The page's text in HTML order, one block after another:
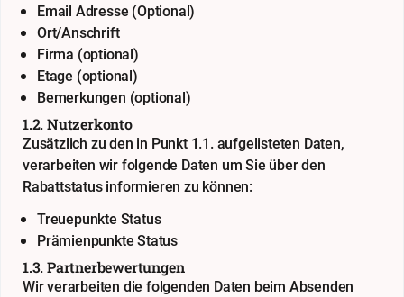
Email Adresse (Optional)
Ort/Anschrift
Firma (optional)
Etage (optional)
Bemerkungen (optional)
1.2. Nutzerkonto
Zusätzlich zu den in Punkt 1.1. aufgelisteten Daten,
verarbeiten wir folgende Daten um Sie über den
Rabattstatus informieren zu können:
Treuepunkte Status
Prämienpunkte Status
1.3. Partnerbewertungen
Wir verarbeiten die folgenden Daten beim Absenden